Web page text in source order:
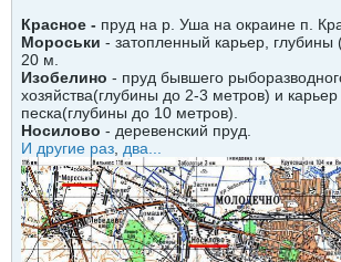
Красное - пруд на р. Уша на окраине п.
Мороськи - затопленный карьер,
20 м.
Изобелино - пруд бывшего
хозяйства(глубины до 2-3 метров) и
песка(глубины до 10 метров).
Носилово - деревенский пруд.
И другие раз два...